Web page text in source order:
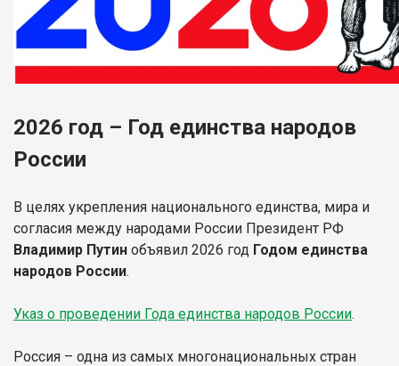
2026 год – Год единства народов
России
В целях укрепления национального единства, мира и
согласия между народами России Президент РФ
Владимир Путин объявил 2026 год Годом единства
народов России.
Указ о проведении Года единства народов России.
Россия – одна из самых многонациональных стран